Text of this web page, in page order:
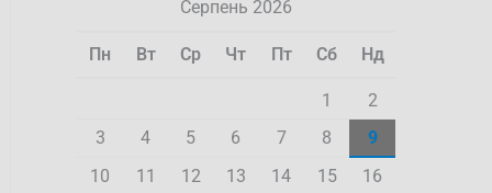
Серпень 2026
Пн Вт Ср Чт Пт Сб Нд
1
2
3
4 5 6 7 8
9
10
11 12 13 14 15
16